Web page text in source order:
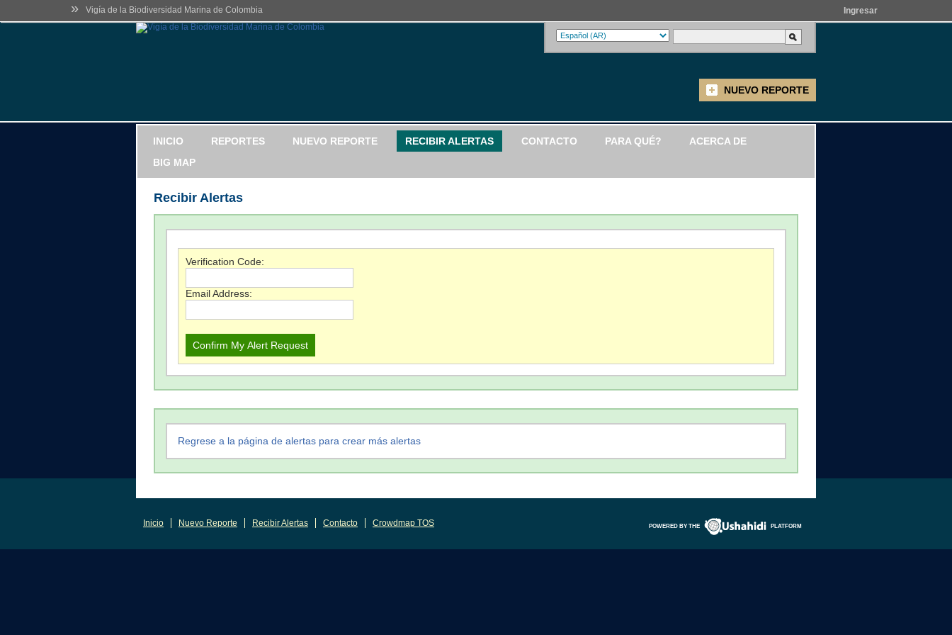
» Vigía de la Biodiversidad Marina de Colombia Ingresar
NUEVO REPORTE
INICIO REPORTES NUEVO REPORTE RECIBIR ALERTAS CONTACTO PARA QUÉ?
ACERCA DE
BIG MAP
Recibir Alertas
Verification Code:
Email Address:
Regrese a la página de alertas para crear más alertas
POWERED BY THE PLATFORM
Inicio Nuevo Reporte Recibir Alertas Contacto Crowdmap TOS